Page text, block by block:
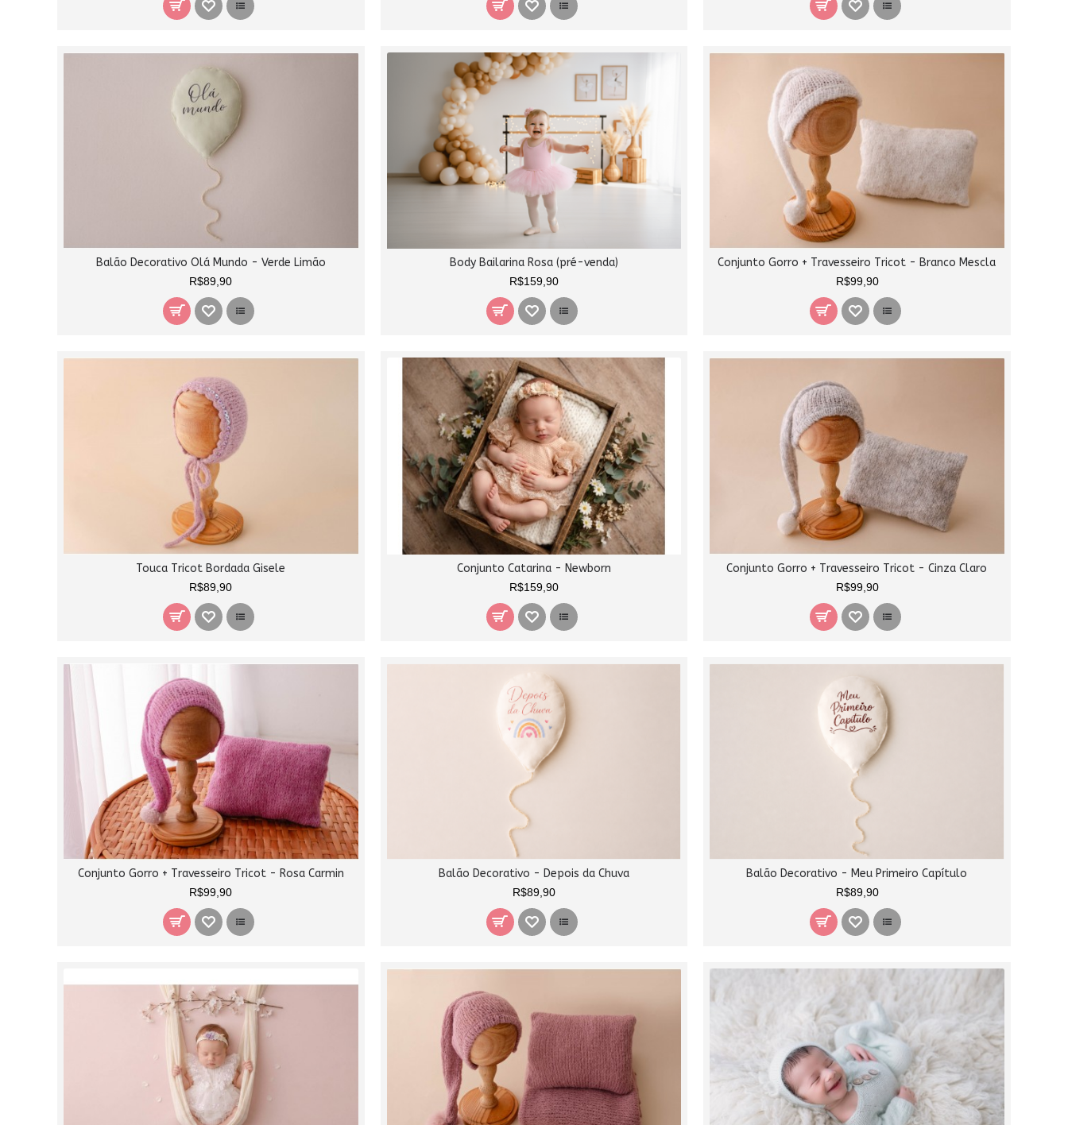
Balão Decorativo Olá Mundo - Verde Limão
R$89,90
Body Bailarina Rosa (pré-venda)
R$159,90
Conjunto Gorro + Travesseiro Tricot - Branco Mescla
R$99,90
Touca Tricot Bordada Gisele
R$89,90
Conjunto Catarina - Newborn
R$159,90
Conjunto Gorro + Travesseiro Tricot - Cinza Claro
R$99,90
Conjunto Gorro + Travesseiro Tricot - Rosa Carmin
R$99,90
Balão Decorativo - Depois da Chuva
R$89,90
Balão Decorativo - Meu Primeiro Capítulo
R$89,90